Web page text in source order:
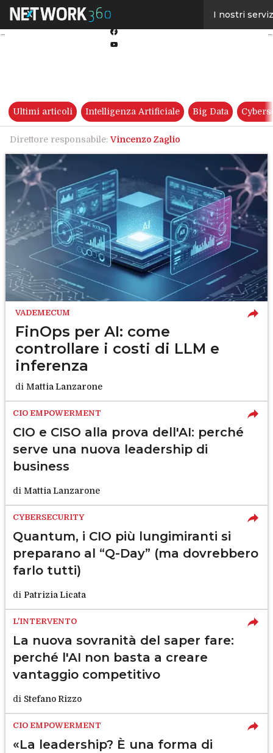
I nostri
Facebook
Ultimi articoli Intelligenza Artificiale Big Data
Direttore responsabile: Vincenzo Zaglio
VADEMECUM
FinOps per AI: come
controllare i costi di LLM e
inferenza
di Mattia Lanzarone
CIO EMPOWERMENT
CIO e CISO alla prova dell'AI: perché
serve una nuova leadership di
business
di Mattia Lanzarone
CYBERSECURITY
Quantum, i CIO più lungimiranti si
preparano al “Q-Day” (ma dovrebbero
farlo tutti)
di Patrizia Licata
L'INTERVENTO
La nuova sovranità del saper fare:
perché l'AI non basta a creare
vantaggio competitivo
di Stefano Rizzo
CIO EMPOWERMENT
«La leadership? È una forma di